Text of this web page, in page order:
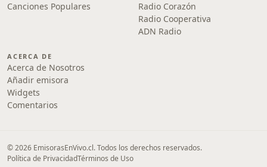
Canciones Populares
Radio Corazón
Radio Cooperativa
ADN Radio
ACERCA DE
Acerca de Nosotros
Añadir emisora
Widgets
Comentarios
© 2026 EmisorasEnVivo.cl. Todos los derechos reservados.
Política de PrivacidadTérminos de Uso